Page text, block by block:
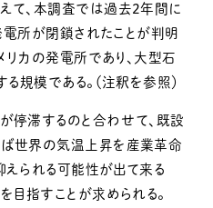
て、本調査では過去2年間に
電所が閉鎖されたことが判明
リカの発電所であり、大型石
規模である。（注釈を参照）
停滞するのと合わせて、既設
世界の気温上昇を産業革命
られる可能性が出て来る
目指すことが求められる。